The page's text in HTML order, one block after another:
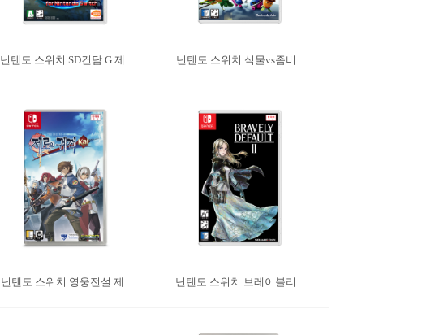
닌텐도 스위치 SD건담 G 제.. 닌텐도 스위치 식물vs좀비 ..
닌텐도 스위치 영웅전설 제.. 닌텐도 스위치 브레이블리 ..